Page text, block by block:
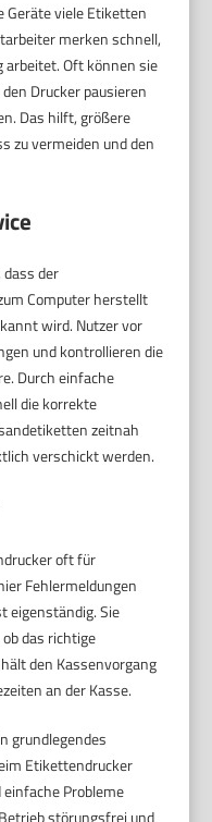
Geräte viele Etiketten
merken schnell,
Oft können sie
Drucker pausieren
Das hilft, größere
zu vermeiden und den
der
Computer herstellt
wird. Nutzer vor
und kontrollieren die
Durch einfache
die korrekte
zeitnah
verschickt werden.
oft für
Fehlermeldungen
eigenständig. Sie
das richtige
den Kassenvorgang
an der Kasse.
grundlegendes
Etikettendrucker
Probleme
störungsfrei und